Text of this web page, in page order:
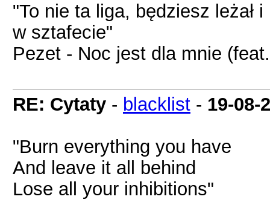
"To nie ta liga, będziesz leżał
w sztafecie"
Pezet - Noc jest dla mnie
RE: Cytaty - blacklist - 19-08-
"Burn everything you have
And leave it all behind
Lose all your inhibitions"